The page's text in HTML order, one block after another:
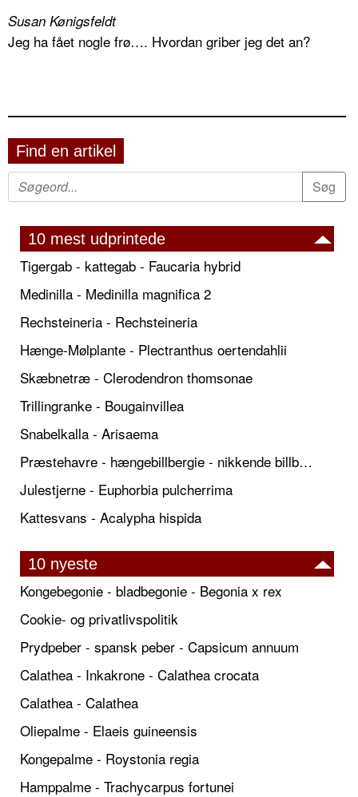
Susan Kønigsfeldt
Jeg ha fået nogle frø…. Hvordan griber jeg det an?
Find en artikel
10 mest udprintede
Tigergab - kattegab - Faucaria hybrid
Medinilla - Medinilla magnifica 2
Rechsteineria - Rechsteineria
Hænge-Mølplante - Plectranthus oertendahlii
Skæbnetræ - Clerodendron thomsonae
Trillingranke - Bougainvillea
Snabelkalla - Arisaema
Præstehavre - hængebillbergie - nikkende billbergie
Julestjerne - Euphorbia pulcherrima
Kattesvans - Acalypha hispida
10 nyeste
Kongebegonie - bladbegonie - Begonia x rex
Cookie- og privatlivspolitik
Prydpeber - spansk peber - Capsicum annuum
Calathea - Inkakrone - Calathea crocata
Calathea - Calathea
Oliepalme - Elaeis guineensis
Kongepalme - Roystonia regia
Hamppalme - Trachycarpus fortunei